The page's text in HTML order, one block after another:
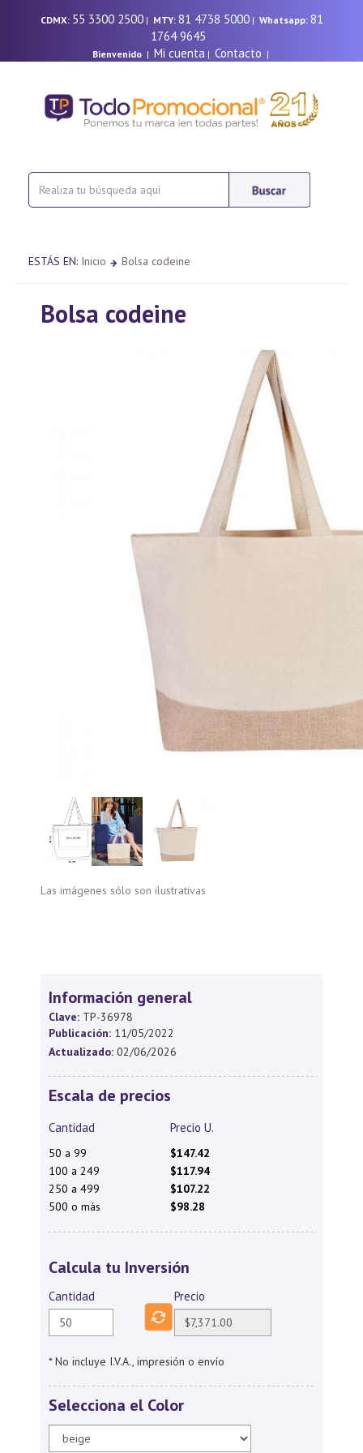
CDMX: 55 3300 2500| MTY: 81 4738 5000| Whatsapp: 81
1764 9645
Bienvenido| Mi cuenta | Contacto |
ESTÁS EN: Inicio Bolsa codeine
Bolsa codeine
Las imágenes sólo son ilustrativas
Información general
Clave: TP-36978
Publicación: 11/05/2022
Actualizado: 02/06/2026
Escala de precios
Cantidad Precio U.
50 a 99
$147.42
100 a 249
$117.94
250 a 499
$107.22
500 o más
$98.28
Calcula tu Inversión
Cantidad Precio
* No incluye I.V.A., impresión o envío
Selecciona el Color